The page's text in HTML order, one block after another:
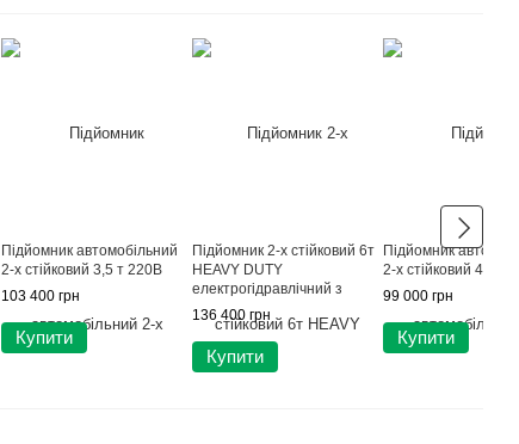
Підйомник автомобільний
2-х стійковий 3,5 т 220В
103 400 грн
Купити
Підйомник 2-х стійковий 6т
HEAVY DUTY
електрогідравлічний з
нижньою синхронізацією
380В POWERLIFT PWR-
260E-380
136 400 грн
Купити
Підйомник
2-х стійковий 4т
99 000 грн
Купити